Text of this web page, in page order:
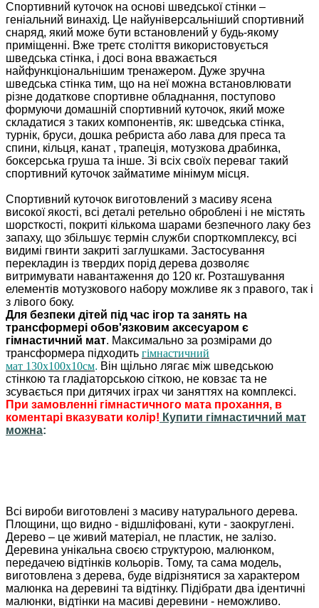
Спортивний куточок на основі шведської стінки –
геніальний винахід. Це найуніверсальніший спортивний
снаряд, який може бути встановлений у будь-якому
приміщенні. Вже третє століття використовується
шведська стінка, і досі вона вважається
найфункціональнішим тренажером. Дуже зручна
шведська стінка тим, що на неї можна встановлювати
різне додаткове спортивне обладнання, поступово
формуючи домашній спортивний куточок, який може
складатися з таких компонентів, як: шведська стінка,
турнік, бруси, дошка ребриста або лава для преса та
спини, кільця, канат , трапеція, мотузкова драбинка,
боксерська груша та інше. Зі всіх своїх переваг такий
спортивний куточок займатиме мінімум місця.
Спортивний куточок виготовлений з масиву ясена
високої якості, всі деталі ретельно оброблені і не містять
шорсткості, покриті кількома шарами безпечного лаку без
запаху, що збільшує термін служби спорткомплексу, всі
видимі гвинти закриті заглушками. Застосування
перекладин із твердих порід дерева дозволяє
витримувати навантаження до 120 кг. Розташування
елементів мотузкового набору можливе як з правого, так і
з лівого боку.
Для безпеки дітей під час ігор та занять на
трансформері обов'язковим аксесуаром є
гімнастичний мат. Максимально за розмірами до
трансформера підходить гімнастичний
мат 130х100х10см. Він щільно лягає між шведською
стінкою та гладіаторською сіткою, не ковзає та не
зсувається при дитячих іграх чи заняттях на комплексі.
При замовленні гімнастичного мата прохання, в
коментарі вказувати колір! Купити гімнастичний мат
можна:
Всі вироби виготовлені з масиву натурального дерева.
Площини, що видно - відшліфовані, кути - заокруглені.
Дерево – це живий матеріал, не пластик, не залізо.
Деревина унікальна своєю структурою, малюнком,
передачею відтінків кольорів. Тому, та сама модель,
виготовлена з дерева, буде відрізнятися за характером
малюнка на деревині та відтінку. Підібрати два ідентичні
малюнки, відтінки на масиві деревини - неможливо.